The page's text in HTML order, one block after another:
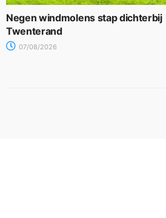
Negen windmolens stap dichterbij
Twenterand
07/08/2026